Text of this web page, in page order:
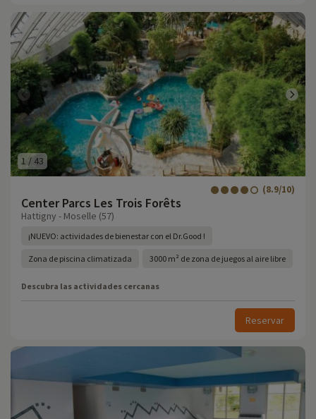
1 / 43
Center Parcs Les Trois Forêts
(8.9/10)
Hattigny - Moselle (57)
¡NUEVO: actividades de bienestar con el Dr.Good !
Zona de piscina climatizada 3000 m² de zona de juegos al aire libre
Descubra las actividades cercanas
Reservar